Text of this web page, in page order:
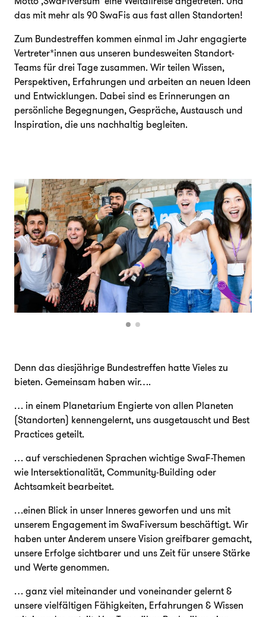
das mit mehr als 90 SwaFis aus fast allen Standorten!
Zum Bundestreffen kommen einmal im Jahr engagierte
Vertreter*innen aus unseren bundesweiten Standort-
Teams für drei Tage zusammen. Wir teilen Wissen,
Perspektiven, Erfahrungen und arbeiten an neuen Ideen
und Entwicklungen. Dabei sind es Erinnerungen an
persönliche Begegnungen, Gespräche, Austausch und
Inspiration, die uns nachhaltig begleiten.
Denn das diesjährige Bundestreffen hatte Vieles zu
bieten. Gemeinsam haben wir….
… in einem Planetarium Engierte von allen Planeten
(Standorten) kennengelernt, uns ausgetauscht und Best
Practices geteilt.
… auf verschiedenen Sprachen wichtige SwaF-Themen
wie Intersektionalität, Community-Building oder
Achtsamkeit bearbeitet.
…einen Blick in unser Inneres geworfen und uns mit
unserem Engagement im SwaFiversum beschäftigt. Wir
haben unter Anderem unsere Vision greifbarer gemacht,
unsere Erfolge sichtbarer und uns Zeit für unsere Stärke
und Werte genommen.
… ganz viel miteinander und voneinander gelernt &
unsere vielfältigen Fähigkeiten, Erfahrungen & Wissen